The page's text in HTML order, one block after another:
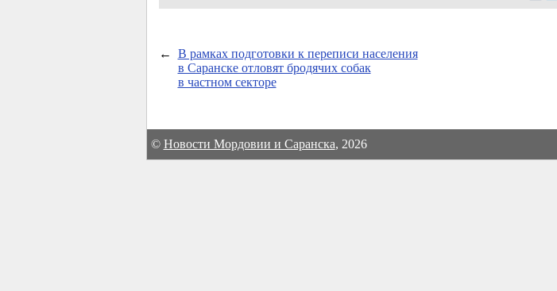
←
В рамках подготовки к переписи населения
в Саранске отловят бродячих собак
в частном секторе
© Новости Мордовии и Саранска, 2026